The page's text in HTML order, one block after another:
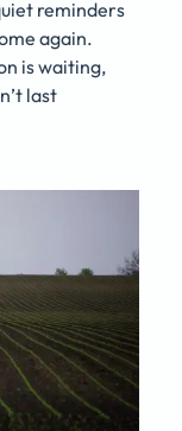
reminders
again.
is waiting,
last